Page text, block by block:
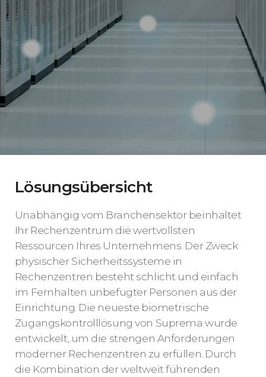
Lösungsübersicht
Unabhängig vom Branchensektor beinhaltet
Ihr Rechenzentrum die wertvollsten
Ressourcen Ihres Unternehmens. Der Zweck
physischer Sicherheitssysteme in
Rechenzentren besteht schlicht und einfach
im Fernhalten unbefugter Personen aus der
Einrichtung. Die neueste biometrische
Zugangskontrolllösung von Suprema wurde
entwickelt, um die strengen Anforderungen
moderner Rechenzentren zu erfüllen. Durch
die Kombination der weltweit führenden